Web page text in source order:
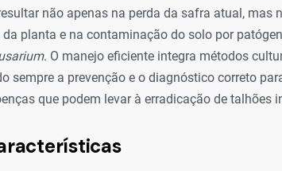
não apenas na perda da safra atual, mas
planta e na contaminação do solo por
. O manejo eficiente integra métodos
sempre a prevenção e o diagnóstico correto
que podem levar à erradicação de talhões